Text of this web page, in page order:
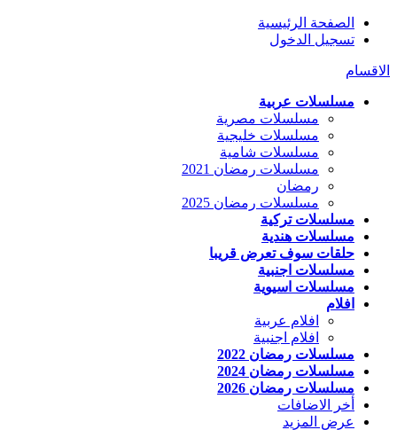
الصفحة الرئيسية
تسجيل الدخول
الاقسام
مسلسلات عربية
مسلسلات مصرية
مسلسلات خليجية
مسلسلات شامية
مسلسلات رمضان 2021
رمضان
مسلسلات رمضان 2025
مسلسلات تركية
مسلسلات هندية
حلقات سوف تعرض قريبا
مسلسلات اجنبية
مسلسلات اسيوية
افلام
افلام عربية
افلام اجنبية
مسلسلات رمضان 2022
مسلسلات رمضان 2024
مسلسلات رمضان 2026
أخر الاضافات
عرض المزيد